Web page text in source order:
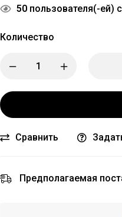
50 пользователя(-ей)
Количество
Сравнить
Предполагаемая